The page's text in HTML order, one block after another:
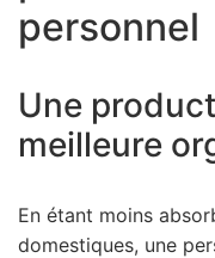
personnel
Une
meilleure
En étant moins
domestiques, une